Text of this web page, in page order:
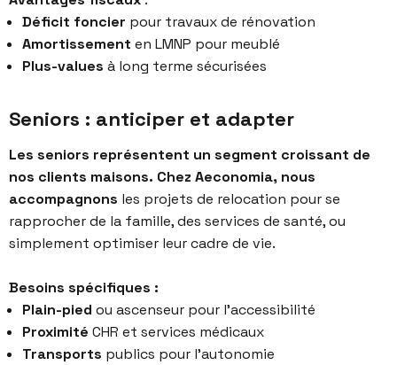
Déficit foncier pour travaux de rénovation
Amortissement en LMNP pour meublé
Plus-values à long terme sécurisées
Seniors : anticiper et adapter
Les seniors représentent un segment croissant de
nos clients maisons. Chez Aeconomia, nous
accompagnons les projets de relocation pour se
rapprocher de la famille, des services de santé, ou
simplement optimiser leur cadre de vie.
Besoins spécifiques :
Plain-pied ou ascenseur pour l’accessibilité
Proximité CHR et services médicaux
Transports publics pour l’autonomie